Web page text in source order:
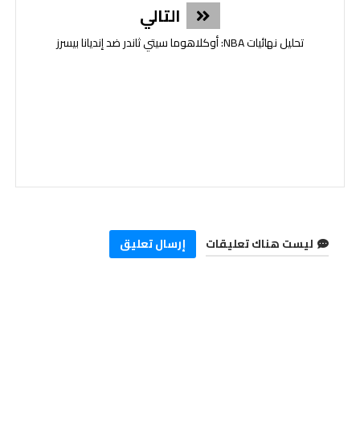
التالي
تحليل نهائيات NBA: أوكلاهوما سيتي ثاندر ضد إنديانا بيسرز
ليست هناك تعليقات إرسال تعليق